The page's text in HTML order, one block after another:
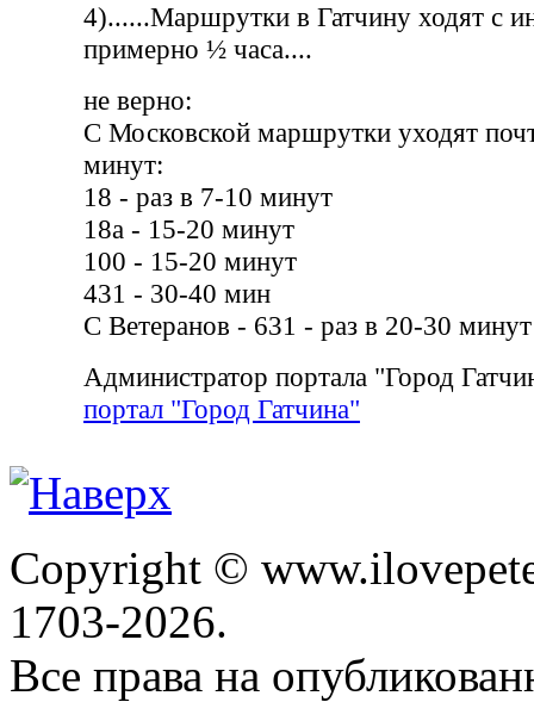
4)......Маршрутки в Гатчину ходят с
примерно ½ часа....
не верно:
С Московской маршрутки уходят
минут:
18 - раз в 7-10 минут
18а - 15-20 минут
100 - 15-20 минут
431 - 30-40 мин
С Ветеранов - 631 - раз в 20-30 минут
Администратор портала "Город
портал "Город Гатчина"
Copyright ©
1703-2026.
Все права на